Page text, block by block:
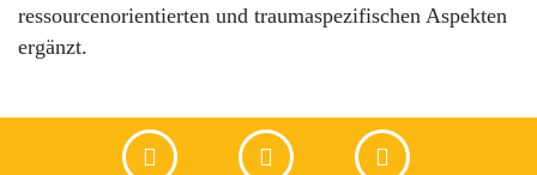
ressourcenorientierten und traumaspezifischen Aspekten
ergänzt.